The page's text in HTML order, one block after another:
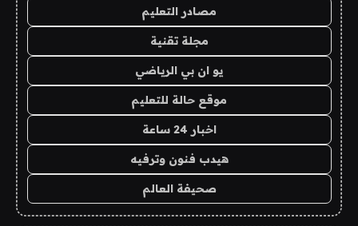
مصادر التعليم
مجلة تقنية
يو ان بي الرياضي
موقع حالة للتعليم
اخبار 24 ساعة
هيدب فنون وترفيه
صحيفة العالم